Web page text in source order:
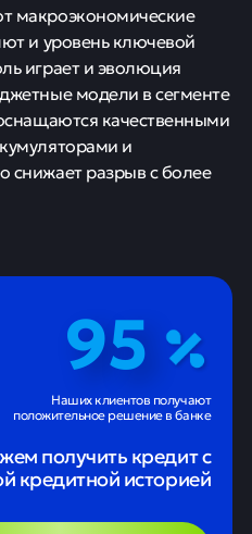
макроэкономические
и уровень ключевой
играет и эволюция
модели в сегменте
качественными
и
снижает разрыв с более
95
Наших клиентов получают
положительное решение в банке
получить кредит с
кредитной историей